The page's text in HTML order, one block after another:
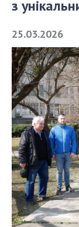
СТРУКТУРА
Президія
Апарат
Секція
наук
Секція
Секція
Установи
Ради,
Наукові
Громадські
з
25.03.2026